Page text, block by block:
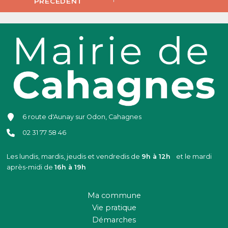
6 route d'Aunay sur Odon, Cahagnes
02 31 77 58 46
Les lundis, mardis, jeudis et vendredis de 9h à 12h et le mardi
après-midi de16h à 19h
Ma commune
Vie pratique
Démarches